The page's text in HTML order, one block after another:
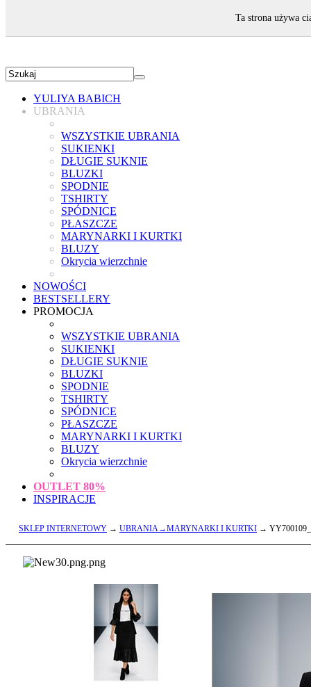
YULIYA BABICH
UBRANIA
WSZYSTKIE UBRANIA
SUKIENKI
DŁUGIE SUKNIE
BLUZKI
SPODNIE
TSHIRTY
SPÓDNICE
PŁASZCZE
MARYNARKI I KURTKI
BLUZY
Okrycia wierzchnie
NOWOŚCI
BESTSELLERY
PROMOCJA
WSZYSTKIE UBRANIA
SUKIENKI
DŁUGIE SUKNIE
BLUZKI
SPODNIE
TSHIRTY
SPÓDNICE
PŁASZCZE
MARYNARKI I KURTKI
BLUZY
Okrycia wierzchnie
OUTLET 80%
INSPIRACJE
SKLEP INTERNETOWY → UBRANIA→MARYNARKI I KURTKI →
Ta strona używa